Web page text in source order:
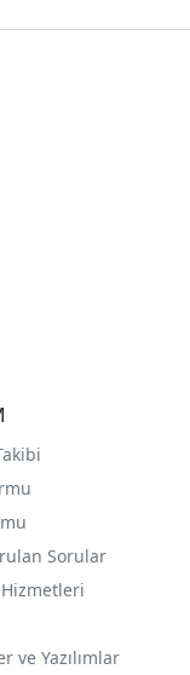
Sorular
ve Yazılımlar